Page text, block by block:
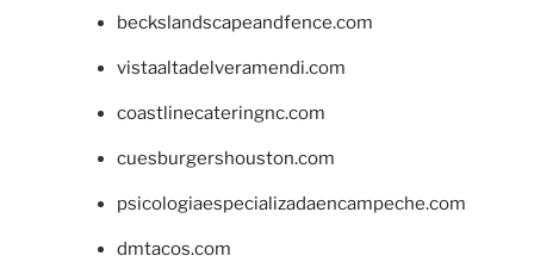
beckslandscapeandfence.com
vistaaltadelveramendi.com
coastlinecateringnc.com
cuesburgershouston.com
psicologiaespecializadaencampeche.com
dmtacos.com